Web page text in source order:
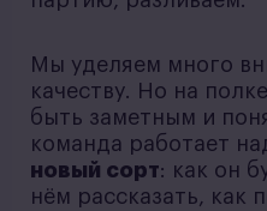
Мы уделяем много
качеству. Но на
быть заметным и
команда работает
новый сорт: как он
нём рассказать, как